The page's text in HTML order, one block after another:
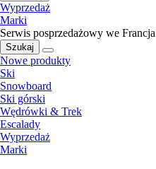
Wyprzedaż
Marki
Serwis posprzedażowy we Francja
Szukaj
Nowe produkty
Ski
Snowboard
Ski górski
Wędrówki & Trek
Escalady
Wyprzedaż
Marki